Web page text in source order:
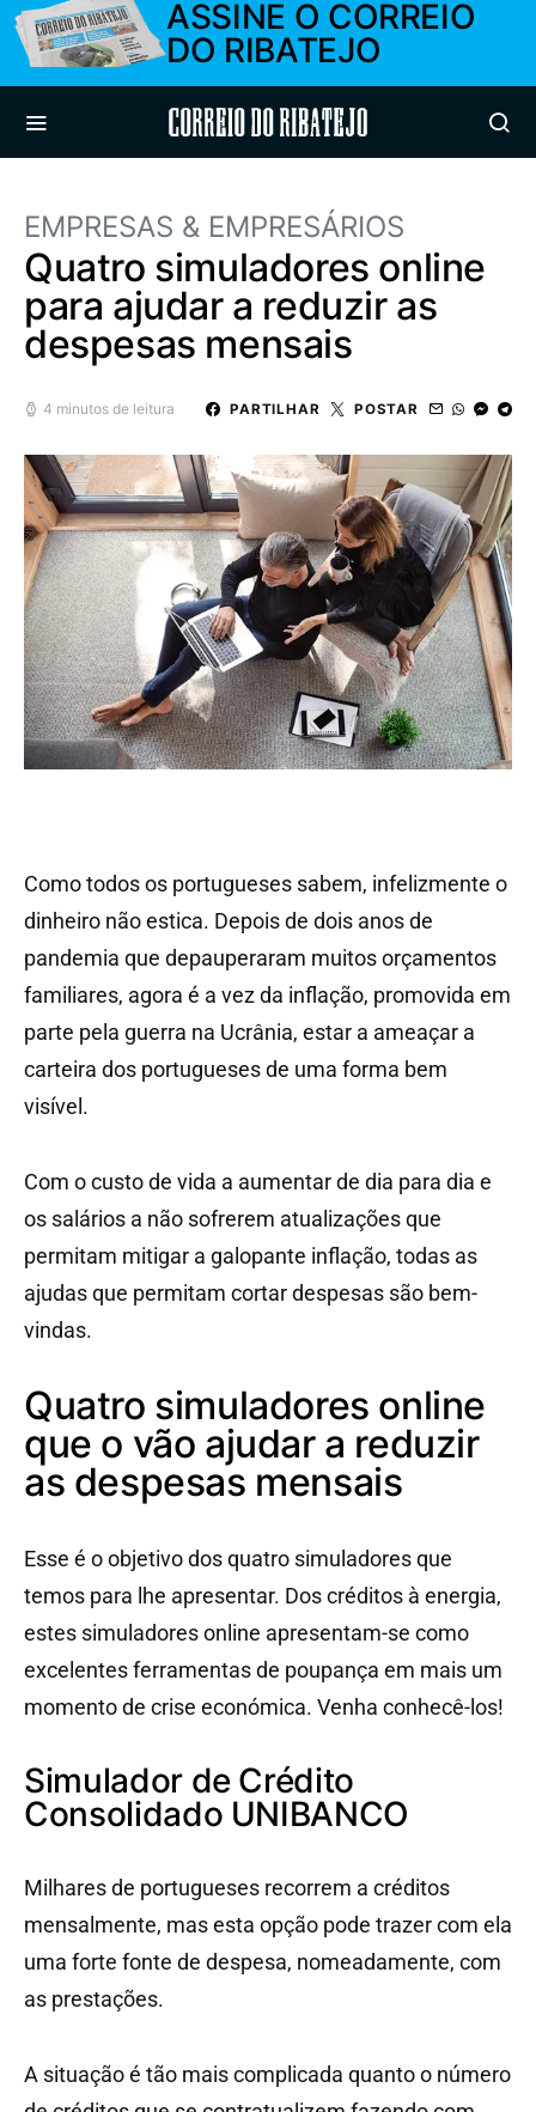
ASSINE O CORREIO
DO RIBATEJO
Correio do Ribatejo
EMPRESAS & EMPRESÁRIOS
Quatro simuladores online
para ajudar a reduzir as
despesas mensais
4 minutos de leitura PARTILHAR POSTAR
Como todos os portugueses sabem, infelizmente o
dinheiro não estica. Depois de dois anos de
pandemia que depauperaram muitos orçamentos
familiares, agora é a vez da inflação, promovida em
parte pela guerra na Ucrânia, estar a ameaçar a
carteira dos portugueses de uma forma bem
visível.
Com o custo de vida a aumentar de dia para dia e
os salários a não sofrerem atualizações que
permitam mitigar a galopante inflação, todas as
ajudas que permitam cortar despesas são bem-
vindas.
Quatro simuladores online
que o vão ajudar a reduzir
as despesas mensais
Esse é o objetivo dos quatro simuladores que
temos para lhe apresentar. Dos créditos à energia,
estes simuladores online apresentam-se como
excelentes ferramentas de poupança em mais um
momento de crise económica. Venha conhecê-los!
Simulador de Crédito
Consolidado UNIBANCO
Milhares de portugueses recorrem a créditos
mensalmente, mas esta opção pode trazer com ela
uma forte fonte de despesa, nomeadamente, com
as prestações.
A situação é tão mais complicada quanto o número